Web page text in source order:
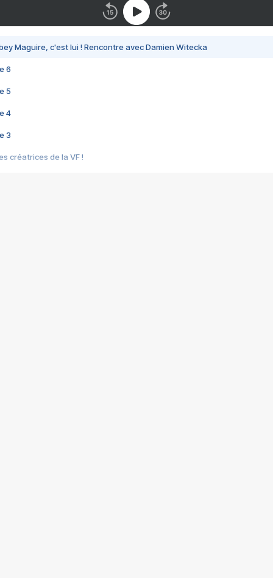
Maguire, c'est lui ! Rencontre avec Damien Witecka
6
5
4
3
créatrices de la VF !